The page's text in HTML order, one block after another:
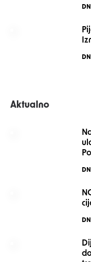
Aktualno